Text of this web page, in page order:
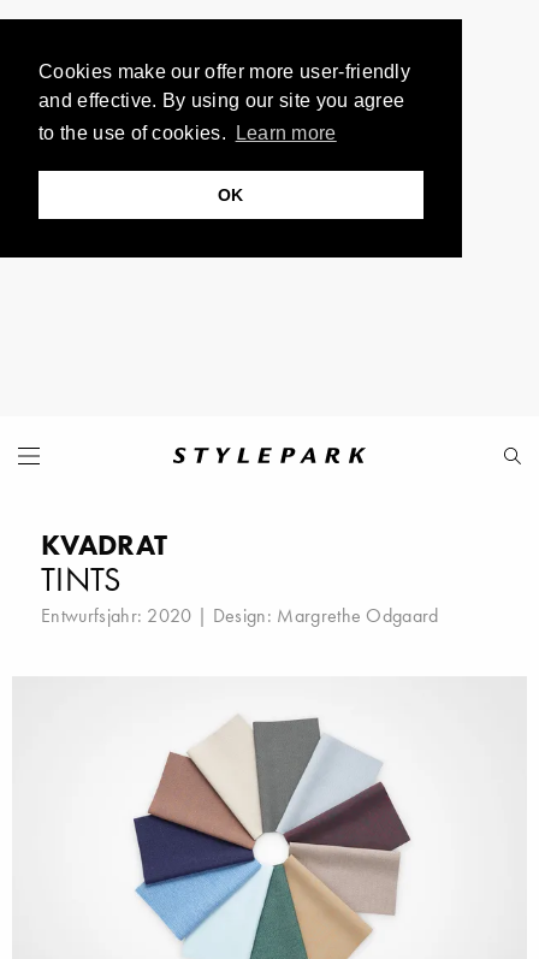
Cookies make our offer more user-friendly
and effective. By using our site you agree
to the use of cookies.
Learn more
OK
KVADRAT
TINTS
Entwurfsjahr: 2020 | Design: Margrethe Odgaard